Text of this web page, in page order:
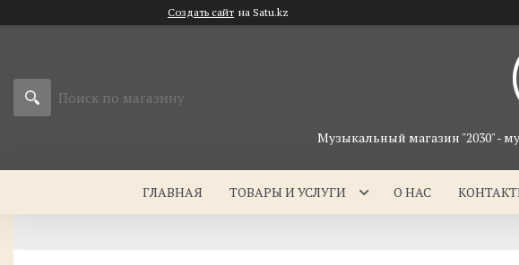
Создать сайт на Satu.kz
Музыкальный магазин "2030" -
ГЛАВНАЯ ТОВАРЫ И УСЛУГИ О НАС